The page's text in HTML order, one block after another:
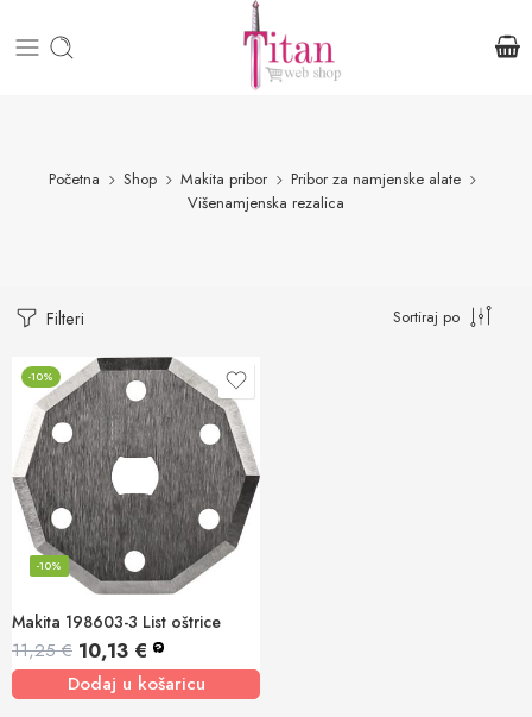
Početna Shop Makita pribor
Pribor za namjenske alate
Višenamjenska rezalica
Filteri Sortiraj po
-10%
Makita 198603-3 List oštrice
-10%
11,25€ 10,13 € ?
Dodaj u košaricu